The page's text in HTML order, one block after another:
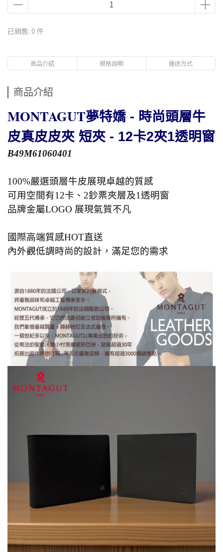
已銷售: 0 件
商品介紹 規格說明 運送方式
商品介紹
MONTAGUT夢特嬌 - 時尚頭層牛
皮真皮皮夾 短夾 - 12卡2夾1透明窗
B49M61060401
100%嚴選頭層牛皮展現卓越的質感
可用空間有12卡、2鈔票夾層及1透明窗
品牌金屬LOGO 展現氣質不凡
國際高端質感HOT直送
內外觀低調時尚的設計，滿足您的需求